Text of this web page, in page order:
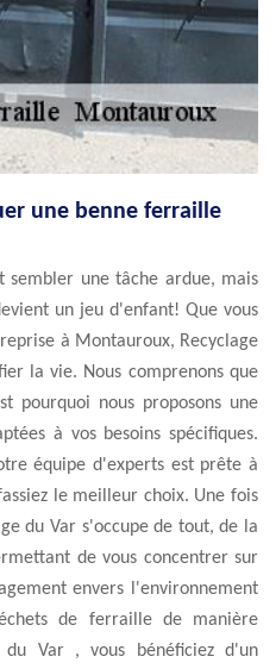
une benne ferraille
sembler une tâche ardue, mais
un jeu d'enfant! Que vous
à Montauroux, Recyclage
la vie. Nous comprenons que
pourquoi nous proposons une
à vos besoins spécifiques.
équipe d'experts est prête à
le meilleur choix. Une fois
du Var s'occupe de tout, de la
de vous concentrer sur
envers l'environnement
de ferraille de manière
du Var , vous bénéficiez d'un